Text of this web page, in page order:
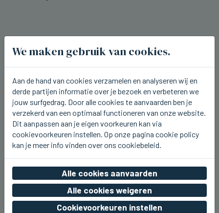
ICHTEGEM
U2.be op de planken bij Ceciliafeeste
in Ichtegem
vr 07 augustus 2026, 22:42
We maken gebruik van cookies.
Aan de hand van cookies verzamelen en analyseren wij en
derde partijen informatie over je bezoek en verbeteren we
jouw surfgedrag. Door alle cookies te aanvaarden ben je
verzekerd van een optimaal functioneren van onze website.
Dit aanpassen aan je eigen voorkeuren kan via
cookievoorkeuren instellen. Op onze pagina cookie policy
kan je meer info vinden over ons cookiebeleid.
Alle cookies aanvaarden
Alle cookies weigeren
Cookievoorkeuren instellen